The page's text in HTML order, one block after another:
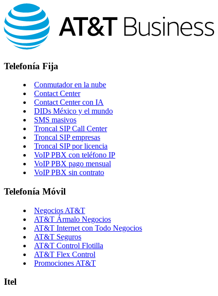
Telefonía Fija
Conmutador en la nube
Contact Center
Contact Center con IA
DIDs México y el mundo
SMS masivos
Troncal SIP Call Center
Troncal SIP empresas
Troncal SIP por licencia
VoIP PBX con teléfono IP
VoIP PBX pago mensual
VoIP PBX sin contrato
Telefonía Móvil
Negocios AT&T
AT&T Ármalo Negocios
AT&T Internet con Todo Negocios
AT&T Seguros
AT&T Control Flotilla
AT&T Flex Control
Promociones AT&T
Itel